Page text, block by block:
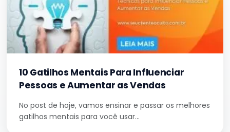
10 Gatilhos Mentais Para Influenciar
Pessoas e Aumentar as Vendas
No post de hoje, vamos ensinar e passar os melhores
gatilhos mentais para você usar…